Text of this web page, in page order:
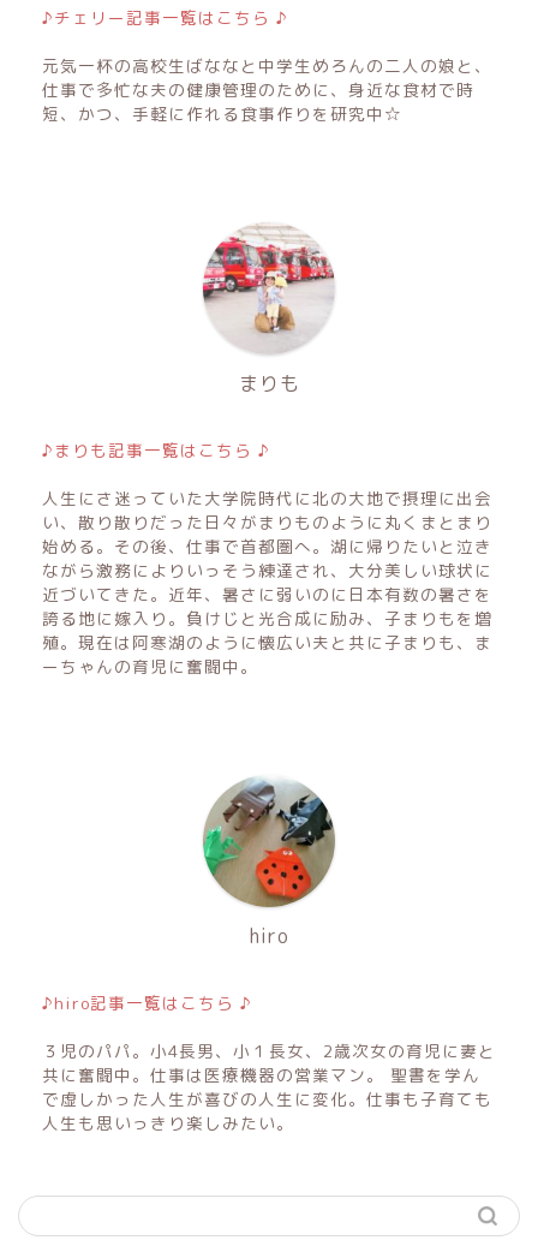
♪チェリー記事一覧はこちら ♪
元気一杯の高校生ばななと中学生めろんの二人の娘と、
仕事で多忙な夫の健康管理のために、身近な食材で時
短、かつ、手軽に作れる食事作りを研究中☆
まりも
♪まりも記事一覧はこちら ♪
人生にさ迷っていた大学院時代に北の大地で摂理に出会
い、散り散りだった日々がまりものように丸くまとまり
始める。その後、仕事で首都圏へ。湖に帰りたいと泣き
ながら激務によりいっそう練達され、大分美しい球状に
近づいてきた。近年、暑さに弱いのに日本有数の暑さを
誇る地に嫁入り。負けじと光合成に励み、子まりもを増
殖。現在は阿寒湖のように懐広い夫と共に子まりも、ま
ーちゃんの育児に奮闘中。
hiro
♪hiro記事一覧はこちら ♪
３児のパパ。小4長男、小１長女、2歳次女の育児に妻と
共に奮闘中。仕事は医療機器の営業マン。 聖書を学ん
で虚しかった人生が喜びの人生に変化。仕事も子育ても
人生も思いっきり楽しみたい。